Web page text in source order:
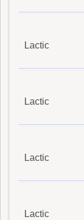
Lactic
Lactic
Lactic
Lactic